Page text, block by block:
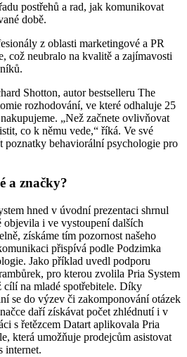
postřehů a rad, jak komunikovat
době.
z oblasti marketingové a PR
což neubralo na kvalitě a zajímavosti
Shotton, autor bestselleru The
rozhodování, ve které odhaluje 25
„Než začnete ovlivňovat
co k němu vede,“ říká. Ve své
poznatky behaviorální psychologie pro
a značky?
hned v úvodní prezentaci shrnul
objevila i ve vystoupení dalších
získáme tím pozornost našeho
přispívá podle Podzimka
Jako příklad uvedl podporu
pro kterou zvolila Pria System
na mladé spotřebitele. Díky
se do výzev či zakomponování otázek
daří získávat počet zhlédnutí i v
s řetězcem Datart aplikovala Pria
která umožňuje prodejcům asistovat
internet.